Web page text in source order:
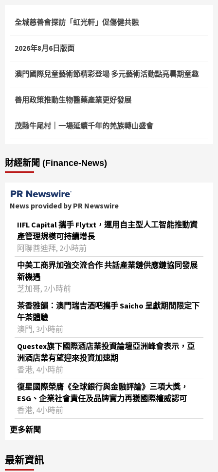
全城慈善會探訪「虹光軒」促傷健共融
2026年8月6日版面
澳門國際兒童藝術節精彩登場 多元藝術活動點亮暑期童趣
善用政策推動生物醫藥產業更好發展
茂縣牛尾村｜一場延續千年的羌族轉山盛會
財經新聞 (Finance-News)
News provided by PR Newswire
IIFL Capital 攜手 Flytxt，運用自主型人工智能推動資
產管理規模可持續增長
阿聯酋迪拜, 2小時前
中美工商界加強交流合作 共話產業鏈供應鏈協同發展
新機遇
芝加哥, 2小時前
茶香雅韻：澳門瑞吉酒吧攜手 Saicho 呈獻期間限定下
午茶體驗
澳門, 3小時前
Questex旗下國際酒店業投資論壇亞洲峰會表示，亞
洲酒店業有望迎來投資加速期
香港, 4小時前
復星國際榮膺《全球銀行與金融評論》三項大獎，
ESG、企業社會責任及品牌實力再獲國際權威認可
香港, 4小時前
更多新聞
最新資訊